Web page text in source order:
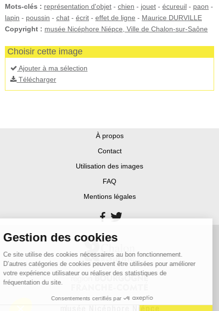
Mots-clés : représentation d'objet - chien - jouet - écureuil - paon -
lapin - poussin - chat - écrit - effet de ligne - Maurice DURVILLE
Copyright : musée Nicéphore Niépce, Ville de Chalon-sur-Saône
Choisir cette image
Ajouter à ma sélection
Télécharger
À propos
Contact
Utilisation des images
FAQ
Mentions légales
Gestion des cookies
Ce site utilise des cookies nécessaires au bon fonctionnement.
D’autres catégories de cookies peuvent être utilisées pour améliorer
votre expérience utilisateur ou réaliser des statistiques de
fréquentation du site.
Consentements certifiés par